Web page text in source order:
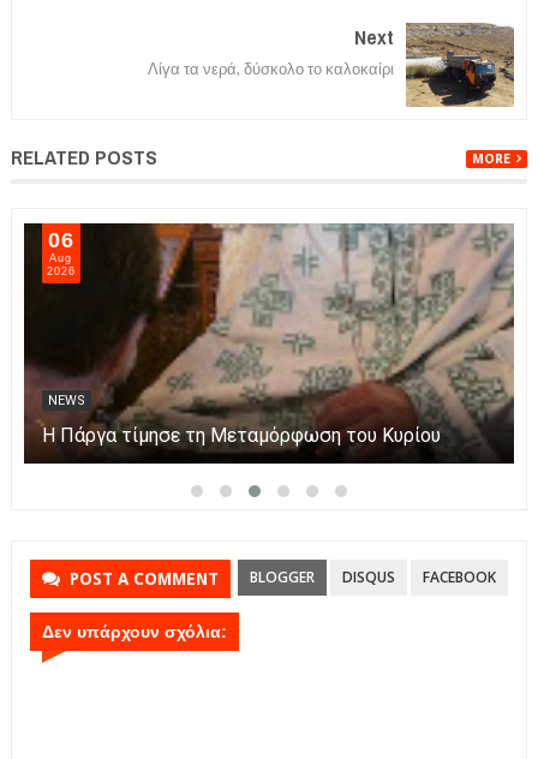
Next
Λίγα τα νερά, δύσκολο το καλοκαίρι
RELATED POSTS MORE
06
Aug
2026
NEWS
Η Πάργα τίμησε τη Μεταμόρφωση του Κυρίου
POST A COMMENT BLOGGER DISQUS FACEBOOK
Δεν υπάρχουν σχόλια: